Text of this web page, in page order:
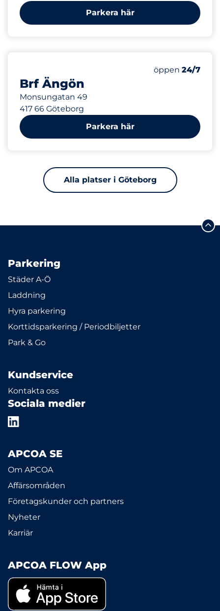
Parkera här
Brf Ängön
Monsungatan 49
417 66 Göteborg
Antal
Totalt antal
Lördag
öppen 24/7
Parkera här
Alla platser i Göteborg
Parkering
Städer A-Ö
Laddning
Hyra parkering
Korttidsparkering / Periodbiljetter
Park & Go
Kundservice
Kontakta oss
Sociala medier
APCOA SE
Om APCOA
Affärsområden
Företagskunder och partners
Nyheter
Karriär
APCOA FLOW App